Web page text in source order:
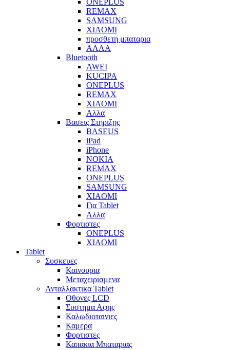
ONEPLUS
REMAX
SAMSUNG
XIAOMI
προσθετη μπαταρια
ΑΛΛΑ
Bluetooth
AWEI
KUCIPA
ONEPLUS
REMAX
XIAOMI
Αλλα
Βασεις Στηριξης
BASEUS
iPad
iPhone
NOKIA
REMAX
ONEPLUS
SAMSUNG
XIAOMI
Για Tablet
Αλλα
Φορτιστες
ONEPLUS
XIAOMI
Tablet
Συσκευες
Καινουρια
Μεταχειρισμενα
Ανταλλακτικα Tablet
Οθονες LCD
Συστημα Αφης
Καλωδιοταινιες
Καμερα
Φορτιστες
Καπακια Μπαταριας